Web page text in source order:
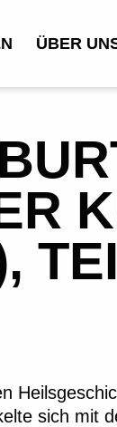
ÜBER
sich mit